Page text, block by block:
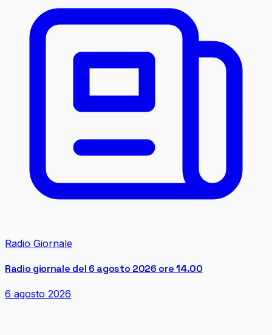
Radio Giornale
Radio giornale del 6 agosto 2026 ore 14.00
6 agosto 2026